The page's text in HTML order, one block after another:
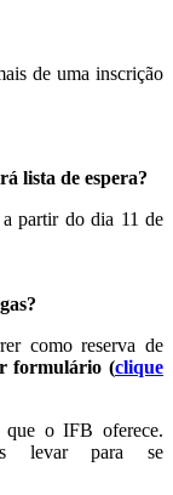
de uma inscrição
lista de espera?
a partir do dia 11 de
como reserva de
formulário (clique
que o IFB oferece.
levar para se